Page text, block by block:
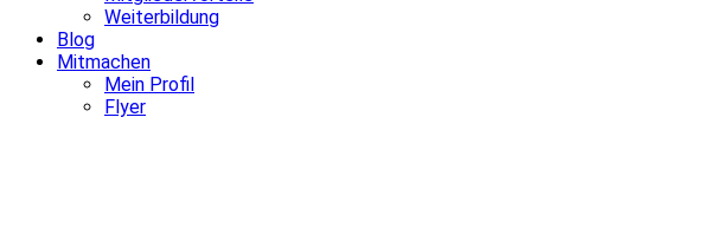
Weiterbildung
Blog
Mitmachen
Mein Profil
Flyer